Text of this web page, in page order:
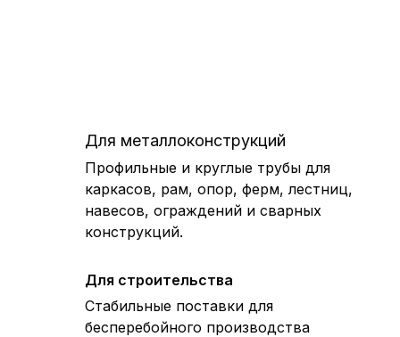
Для металлоконструкций
Профильные и круглые трубы для
каркасов, рам, опор, ферм, лестниц,
навесов, ограждений и сварных
конструкций.
Для строительства
Стабильные поставки для
бесперебойного производства